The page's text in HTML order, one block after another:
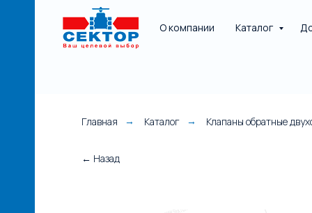
О компании Каталог
Главная → Каталог → Клапаны обратные
← Назад